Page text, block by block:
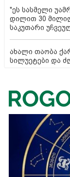
"ეს სასმელი
დილით 30
საკუთარი
ახალი თაობა
სილუეტები და